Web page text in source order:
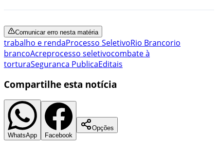
Comunicar erro nesta matéria
trabalho e rendaProcesso SeletivoRio Brancorio
brancoAcreprocesso seletivocombate à
torturaSeguranca PublicaEditais
Compartilhe esta notícia
WhatsApp Facebook
Opções